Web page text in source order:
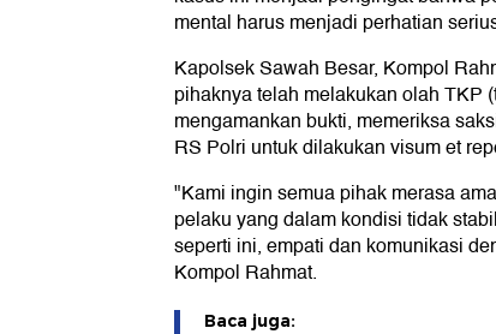
mental harus menjadi perhatian
Kapolsek Sawah Besar, Kompol
pihaknya telah melakukan olah TKP
mengamankan bukti, memeriksa
RS Polri untuk dilakukan visum et
"Kami ingin semua pihak merasa
pelaku yang dalam kondisi tidak
seperti ini, empati dan komunikasi
Kompol Rahmat.
Baca juga: